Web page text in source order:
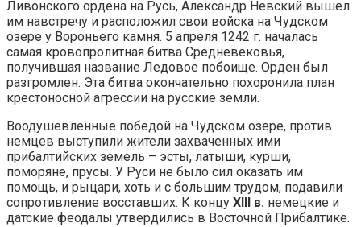
Ливонского ордена на Русь, Александр Невский вышел
им навстречу и расположил свои войска на Чудском
озере у Вороньего камня. 5 апреля 1242 г. началась
самая кровопролитная битва Средневековья,
получившая название Ледовое побоище. Орден был
разгромлен. Эта битва окончательно похоронила план
крестоносной агрессии на русские земли.
Воодушевленные победой на Чудском озере, против
немцев выступили жители захваченных ими
прибалтийских земель – эсты, латыши, курши,
поморяне, прусы. У Руси не было сил оказать им
помощь, и рыцари, хоть и с большим трудом, подавили
сопротивление восставших. К концу XIII в. немецкие и
датские феодалы утвердились в Восточной Прибалтике.